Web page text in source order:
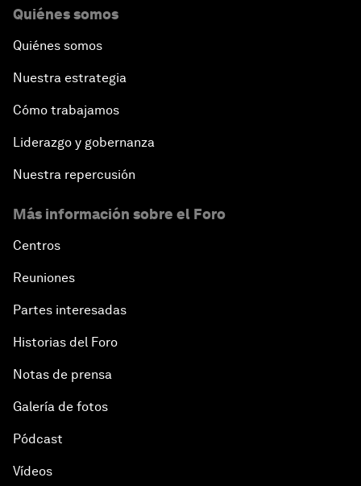
Quiénes somos
Quiénes somos
Nuestra estrategia
Cómo trabajamos
Liderazgo y gobernanza
Nuestra repercusión
Más información sobre el Foro
Centros
Reuniones
Partes interesadas
Historias del Foro
Notas de prensa
Galería de fotos
Pódcast
Vídeos